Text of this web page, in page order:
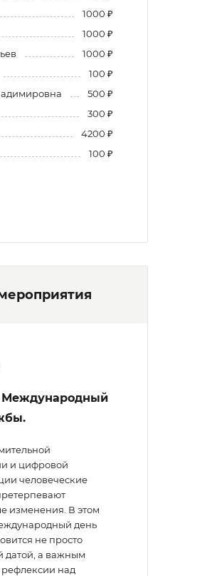
1000 ₽
1000 ₽
1000 ₽
100 ₽
500 ₽
300 ₽
4200 ₽
100 ₽
Международный
и цифровой
человеческие
изменения. В этом
день
не просто
датой, а важным
над